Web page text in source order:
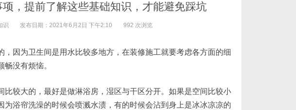
，提前了解这些基础知识，才能避免踩坑
识 发布日期：2021年6月2日 下午2:10 992 次浏览
因为卫生间是用水比较多地方，在装修施工就要考虑各方面的细
没有烦恼。
比较大的，最好是做淋浴房，湿区与干区分开。如果是空间比较小
浴帘洗澡的时候会喷溅水渍，有的时候会沾到身上是冰冰凉凉的